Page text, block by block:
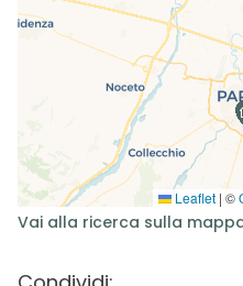
Leaflet | ©
Vai alla ricerca sulla